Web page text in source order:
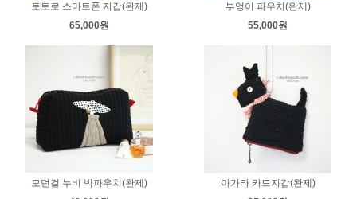
토토로 스마트폰 지갑(완제)
65,000원
부엉이 파우치(완제)
55,000원
모던걸 누비 빅파우치(완제)
아가타 카드지갑(완제)